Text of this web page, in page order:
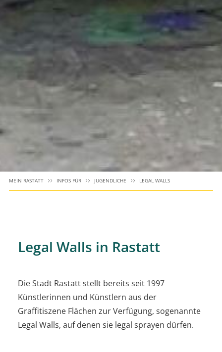
MEIN RASTATT INFOS FÜR JUGENDLICHE LEGAL WALLS
Legal Walls in Rastatt
Die Stadt Rastatt stellt bereits seit 1997
Künstlerinnen und Künstlern aus der
Graffitiszene Flächen zur Verfügung, sogenannte
Legal Walls, auf denen sie legal sprayen dürfen.